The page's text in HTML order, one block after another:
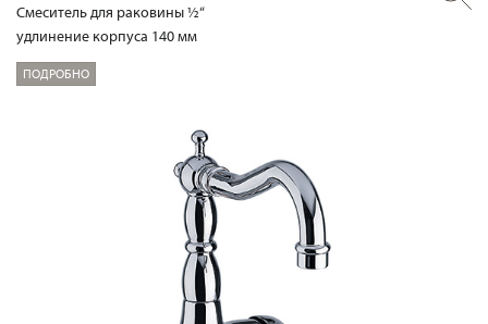
Смеситель для раковины ½“
удлинение корпуса 140 мм
ПОДРОБНО